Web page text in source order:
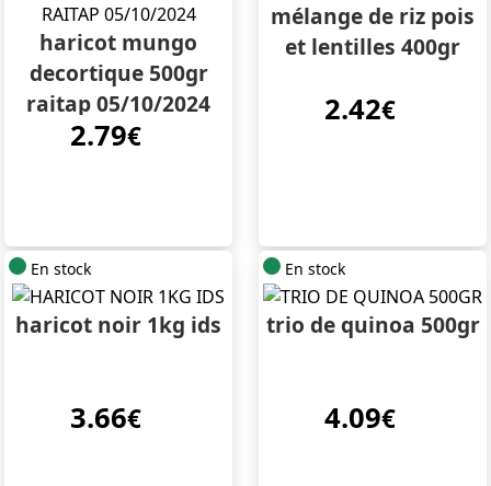
haricot mungo
decortique 500gr
raitap 05/10/2024
2.79€
mélange de riz pois
et lentilles 400gr
2.42€
En stock
haricot noir 1kg ids
3.66€
En stock
trio de quinoa 500gr
4.09€